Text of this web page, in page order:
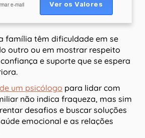
e-mail
família têm dificuldade em se
outro ou em mostrar respeito
e suporte que se espera
um psicólogo para lidar com
não indica fraqueza, mas sim
desafios e buscar soluções
emocional e as relações